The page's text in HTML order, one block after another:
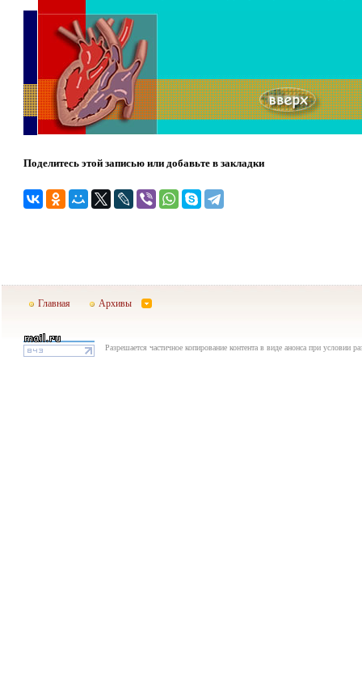
Поделитесь этой записью или добавьте в закладки
Главная Архивы
Разрешается частичное копирование контента в виде анонса при условии